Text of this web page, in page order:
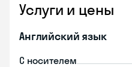
Услуги и цены
Английский язык
С носителем